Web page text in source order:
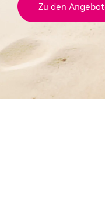
Zu den